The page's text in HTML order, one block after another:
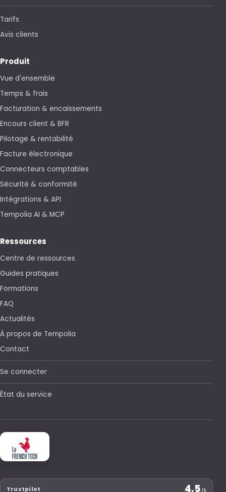
Tarifs
Avis clients
Produit
Vue d'ensemble
Temps & frais
Facturation & encaissements
Encours client & BFR
Pilotage & rentabilité
Facture électronique
Connecteurs comptables
Sécurité & conformité
Intégrations & API
Tempolia AI & MCP
Ressources
Centre de ressources
Guides pratiques
Formations
FAQ
Actualités
À propos de Tempolia
Contact
Se connecter
État du service
Trustpilot 4,5/5